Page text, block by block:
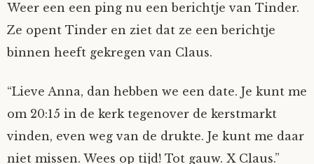
Weer een een ping nu een berichtje van Tinder.
Ze opent Tinder en ziet dat ze een berichtje
binnen heeft gekregen van Claus.
“Lieve Anna, dan hebben we een date. Je kunt me
om 20:15 in de kerk tegenover de kerstmarkt
vinden, even weg van de drukte. Je kunt me daar
niet missen. Wees op tijd! Tot gauw. X Claus.”